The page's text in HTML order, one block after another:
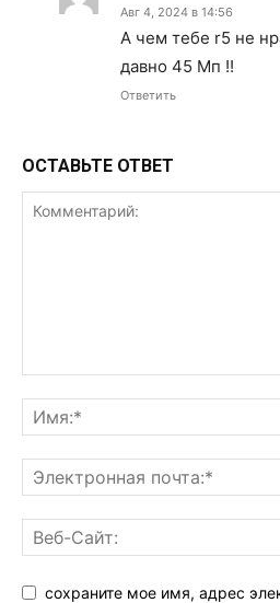
Авг 4, 2024 в 14:56
А чем тебе r5 не
давно 45 Мп !!
Ответить
ОСТАВЬТЕ ОТВЕТ
сохраните мое имя, адрес